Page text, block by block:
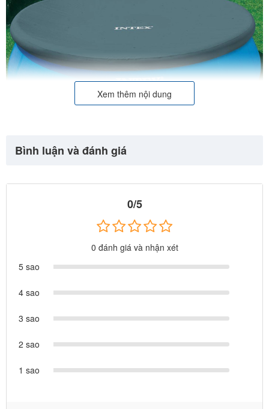
Xem thêm nội dung
Bình luận và đánh giá
0/5
0 đánh giá và nhận xét
5 sao
4 sao
3 sao
2 sao
1 sao